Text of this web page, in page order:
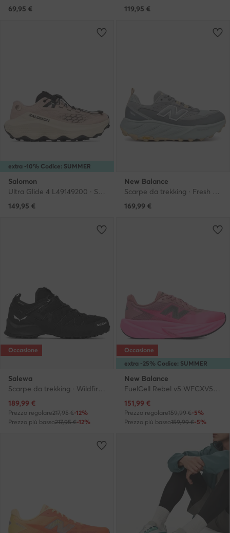
69,95 €
119,95 €
extra -10% Codice: SUMMER
Salomon
Ultra Glide 4 L49149200 · Scarpe running
149,95 €
New Balance
Scarpe da trekking · Fresh Foam X Hierro Trek MHIET7WC · Grigio
169,99 €
Occasione
Salewa
Prezzo attuale
189,99 €
Prezzo regolare217,95 €-12%
Prezzo più basso217,95 €-12%
extra -25% Codice: SUMMER
Occasione
New Balance
Prezzo attuale
151,99 €
Prezzo regolare159,99 €-5%
Prezzo più basso159,99 €-5%